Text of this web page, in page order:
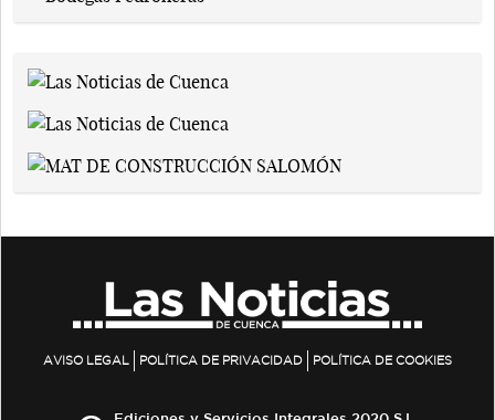
AVISO LEGAL POLÍTICA DE PRIVACIDAD POLÍTICA DE COOKIES